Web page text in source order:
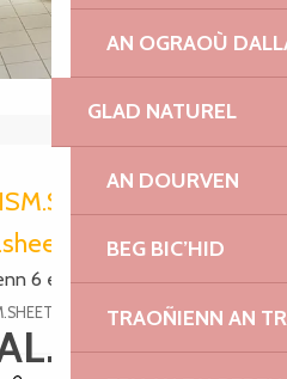
AN OGRAOÙ
GLAD NATUREL
AN DOURVEN
BEG BIC’HID
TRAOÑIENN AN
6 eur